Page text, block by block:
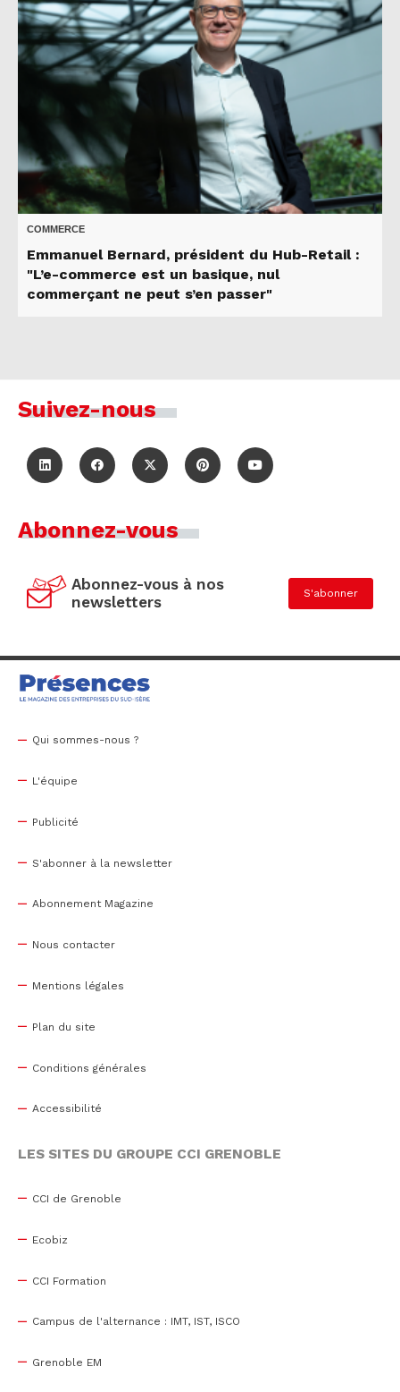
COMMERCE
Emmanuel Bernard, président du Hub-Retail :
"L’e-commerce est un basique, nul
commerçant ne peut s’en passer"
Suivez-nous
Abonnez-vous
Abonnez-vous à nos
newsletters
S'abonner
Qui sommes-nous ?
L'équipe
Publicité
S'abonner à la newsletter
Abonnement Magazine
Nous contacter
Mentions légales
Plan du site
Conditions générales
Accessibilité
LES SITES DU GROUPE CCI GRENOBLE
CCI de Grenoble
Ecobiz
CCI Formation
Campus de l'alternance : IMT, IST, ISCO
Grenoble EM